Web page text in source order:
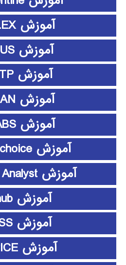
آموزش CPLEX
آموزش EDIUS
آموزش EMTP
آموزش ePLAN
آموزش ETABS
آموزش expert choice
آموزش Frontier Analyst
آموزش github
آموزش HFSS
آموزش HSPICE